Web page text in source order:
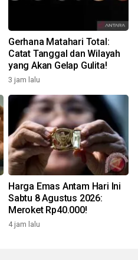
Gerhana Matahari Total:
Catat Tanggal dan Wilayah
yang Akan Gelap Gulita!
3 jam lalu
Harga Emas Antam Hari Ini
Sabtu 8 Agustus 2026:
Meroket Rp40.000!
4 jam lalu